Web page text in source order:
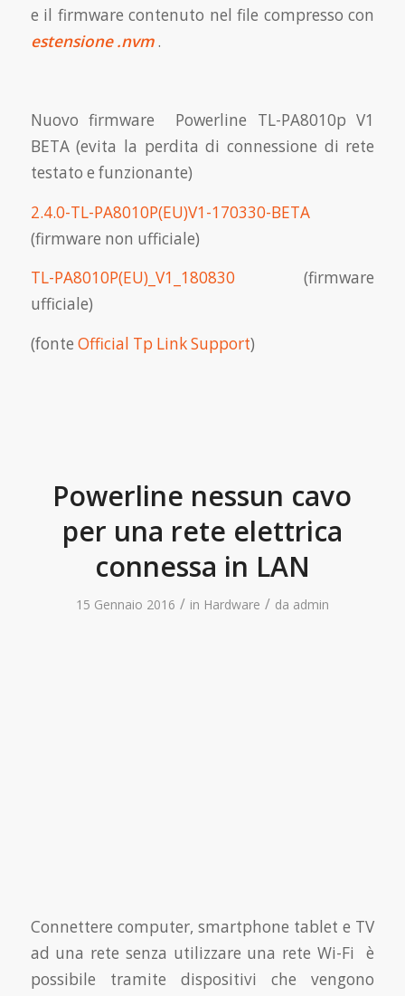
e il firmware contenuto nel file compresso con
estensione .nvm.
Nuovo firmware Powerline TL-PA8010p V1
BETA (evita la perdita di connessione di rete
testato e funzionante)
2.4.0-TL-PA8010P(EU)V1-170330-BETA
(firmware non ufficiale)
TL-PA8010P(EU)_V1_180830(firmware
ufficiale)
(fonte Official Tp Link Support)
Powerline nessun cavo
per una rete elettrica
connessa in LAN
15 Gennaio 2016 / in Hardware / da admin
Connettere computer, smartphone tablet e TV
ad una rete senza utilizzare una rete Wi-Fi è
possibile tramite dispositivi che vengono